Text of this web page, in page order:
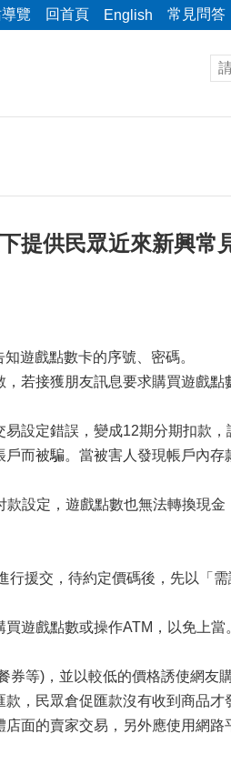
覽 回首頁 English 常見問答
提供民眾近來新興常
遊戲點數卡的序號、密碼。
若接獲朋友訊息要求購買遊戲點
設定錯誤，變成12期分期扣款
而被騙。當被害人發現帳戶內
設定，遊戲點數也無法轉換現
援交，待約定價碼後，先以「
遊戲點數或操作ATM，以免上當
等)，並以較低的價格誘使網友
，民眾倉促匯款沒有收到商品才
面的賣家交易，另外應使用網